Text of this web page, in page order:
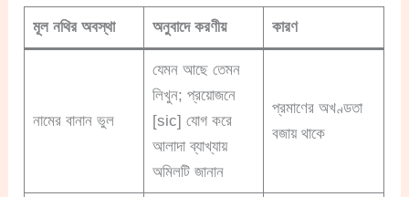
মূল নথির অবস্থা অনুবাদে করণীয় কারণ
নামের বানান ভুল
যেমন আছে তেমন
লিখুন; প্রয়োজনে
[sic] যোগ করে
আলাদা ব্যাখ্যায়
অমিলটি জানান
প্রমাণের অখণ্ডতা
বজায় থাকে